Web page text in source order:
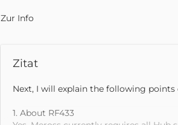
Zur Info
Zitat
Next, I will explain the following points
1. About RF433